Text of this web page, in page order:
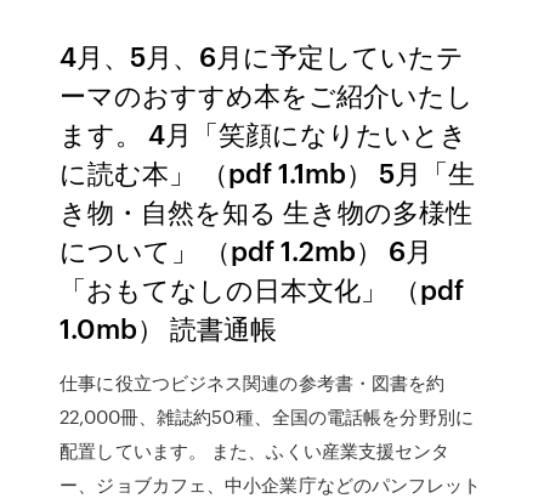
4月、5月、6月に予定していたテ
ーマのおすすめ本をご紹介いたし
ます。 4月「笑顔になりたいとき
に読む本」 （pdf 1.1mb） 5月「生
き物・自然を知る 生き物の多様性
について」 （pdf 1.2mb） 6月
「おもてなしの日本文化」 （pdf
1.0mb） 読書通帳
仕事に役立つビジネス関連の参考書・図書を約
22,000冊、雑誌約50種、全国の電話帳を分野別に
配置しています。 また、ふくい産業支援センタ
ー、ジョブカフェ、中小企業庁などのパンフレット